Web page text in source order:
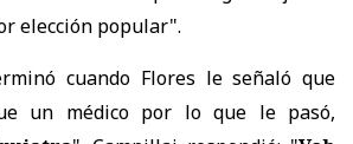
elección popular".
cuando Flores le señaló que
un médico por lo que le pasó,